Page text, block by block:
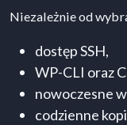
Niezależnie od
dostęp SSH,
WP-CLI oraz
nowoczesne
codzienne